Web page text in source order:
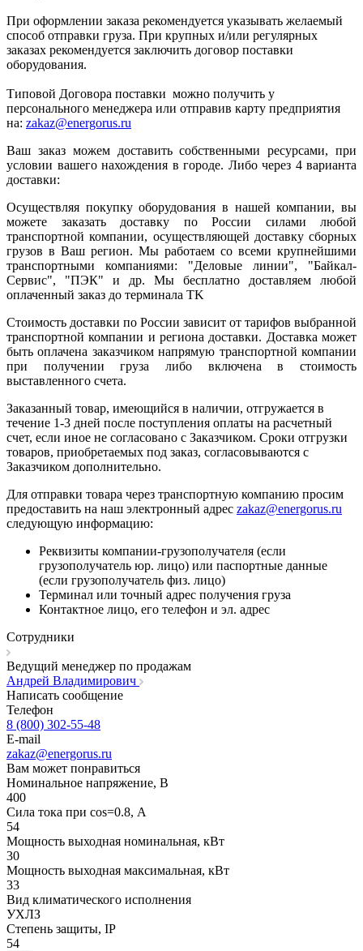
При оформлении заказа рекомендуется указывать желаемый
способ отправки груза. При крупных и/или регулярных
заказах рекомендуется заключить договор поставки
оборудования.
Типовой Договора поставки можно получить у
персонального менеджера или отправив карту предприятия
на: zakaz@energorus.ru
Ваш заказ можем доставить собственными ресурсами, при
условии вашего нахождения в городе. Либо через 4 варианта
доставки:
Осуществляя покупку оборудования в нашей компании, вы
можете заказать доставку по России силами любой
транспортной компании, осуществляющей доставку сборных
грузов в Ваш регион. Мы работаем со всеми крупнейшими
транспортными компаниями: "Деловые линии", "Байкал-
Сервис", "ПЭК" и др. Мы бесплатно доставляем любой
оплаченный заказ до терминала ТK
Стоимость доставки по России зависит от тарифов выбранной
транспортной компании и региона доставки. Доставка может
быть оплачена заказчиком напрямую транспортной компании
при получении груза либо включена в стоимость
выставленного счета.
Заказанный товар, имеющийся в наличии, отгружается в
течение 1-3 дней после поступления оплаты на расчетный
счет, если иное не согласовано с Заказчиком. Сроки отгрузки
товаров, приобретаемых под заказ, согласовываются с
Заказчиком дополнительно.
Для отправки товара через транспортную компанию просим
предоставить на наш электронный адрес zakaz@energorus.ru
следующую информацию:
Реквизиты компании-грузополучателя (если
грузополучатель юр. лицо) или паспортные данные
(если грузополучатель физ. лицо)
Терминал или точный адрес получения груза
Контактное лицо, его телефон и эл. адрес
Сотрудники
Ведущий менеджер по продажам
Андрей Владимирович
Написать сообщение
Телефон
8 (800) 302-55-48
E-mail
zakaz@energorus.ru
Вам может понравиться
Номинальное напряжение, В
400
Сила тока при cos=0.8, А
54
Мощность выходная номинальная, кВт
30
Мощность выходная максимальная, кВт
33
Вид климатического исполнения
УХЛЗ
Степень защиты, IP
54